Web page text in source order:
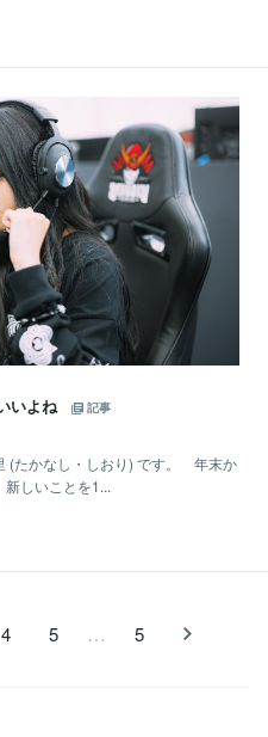
いよね
記事
たかなし・しおり) です。 年末か
しいことを1...
4 5 … 5